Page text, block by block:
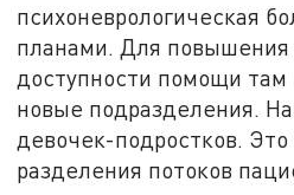
психоневрологическая
планами. Для повышения
доступности помощи там
новые подразделения.
девочек-подростков.
разделения потоков